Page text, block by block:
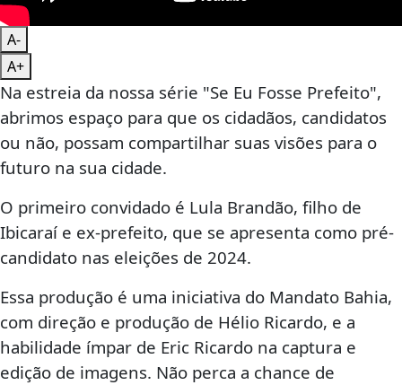
A-
A+
Na estreia da nossa série "Se Eu Fosse Prefeito",
abrimos espaço para que os cidadãos, candidatos
ou não, possam compartilhar suas visões para o
futuro na sua cidade.
O primeiro convidado é Lula Brandão, filho de
Ibicaraí e ex-prefeito, que se apresenta como pré-
candidato nas eleições de 2024.
Essa produção é uma iniciativa do Mandato Bahia,
com direção e produção de Hélio Ricardo, e a
habilidade ímpar de Eric Ricardo na captura e
edição de imagens. Não perca a chance de